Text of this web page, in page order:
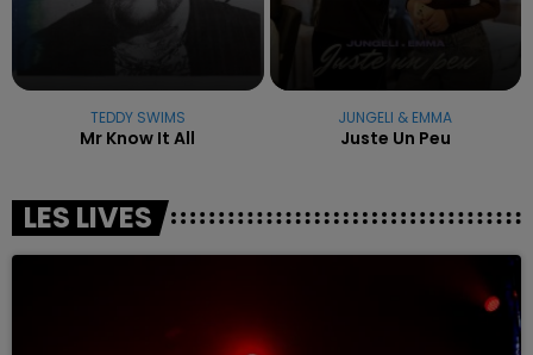
TEDDY SWIMS
Mr Know It All
JUNGELI & EMMA
Juste Un Peu
LES LIVES